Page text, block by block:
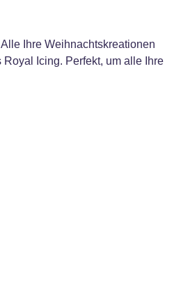
Ihre Weihnachtskreationen
Icing. Perfekt, um alle Ihre